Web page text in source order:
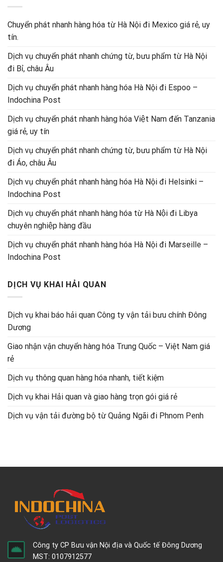
Chuyển phát nhanh hàng hóa từ Hà Nội đi Mexico giá rẻ, uy
tín.
Dịch vụ chuyển phát nhanh chứng từ, bưu phẩm từ Hà Nội
đi Bỉ, châu Âu
Dịch vụ chuyển phát nhanh hàng hóa Hà Nội đi Espoo –
Indochina Post
Dịch vụ chuyển phát nhanh hàng hóa Việt Nam đến Tanzania
giá rẻ, uy tín
Dịch vụ chuyển phát nhanh chứng từ, bưu phẩm từ Hà Nội
đi Áo, châu Âu
Dịch vụ chuyển phát nhanh hàng hóa Hà Nội đi Helsinki –
Indochina Post
Dịch vụ chuyển phát nhanh hàng hóa từ Hà Nội đi Libya
chuyên nghiệp hàng đầu
Dịch vụ chuyển phát nhanh hàng hóa Hà Nội đi Marseille –
Indochina Post
DỊCH VỤ KHAI HẢI QUAN
Dịch vụ khai báo hải quan Công ty vận tải bưu chính Đông
Dương
Giao nhận vận chuyển hàng hóa Trung Quốc – Việt Nam giá
rẻ
Dịch vụ thông quan hàng hóa nhanh, tiết kiệm
Dịch vụ khai Hải quan và giao hàng trọn gói giá rẻ
Dịch vụ vận tải đường bộ từ Quảng Ngãi đi Phnom Penh
Công ty CP Bưu vận Nội địa và Quốc tế Đông Dương
MST: 0107912577